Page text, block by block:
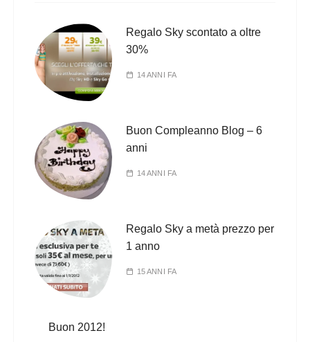
Regalo Sky scontato a oltre
30%
14 ANNI FA
Buon Compleanno Blog – 6
anni
14 ANNI FA
Regalo Sky a metà prezzo per
1 anno
15 ANNI FA
Buon 2012!